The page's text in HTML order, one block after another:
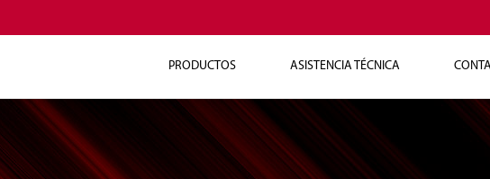
PRODUCTOS ASISTENCIA TÉCNICA